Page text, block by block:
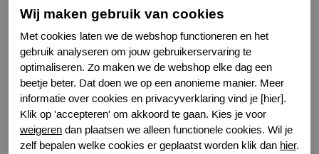
Serie naam
Leveranciercode
Bestelcode
611300377
Kleur
Zwart
Materiaal
Wol/Zijde
Wasvoorschrift
handwas
Nachtmode
Lange Mouw
Wij maken gebruik van cookies
Met cookies laten we de webshop functioneren en het
gebruik analyseren om jouw gebruikerservaring te
optimaliseren. Zo maken we de webshop elke dag een
beetje beter. Dat doen we op een anonieme manier. Meer
informatie over cookies en privacyverklaring vind je [hier].
Klik op 'accepteren' om akkoord te gaan. Kies je voor
weigeren dan plaatsen we alleen functionele cookies. Wil je
zelf bepalen welke cookies er geplaatst worden klik dan hier.